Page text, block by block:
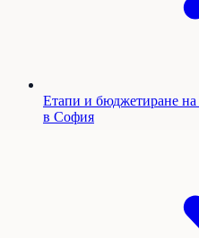
Етапи и бюджетиране на
в София